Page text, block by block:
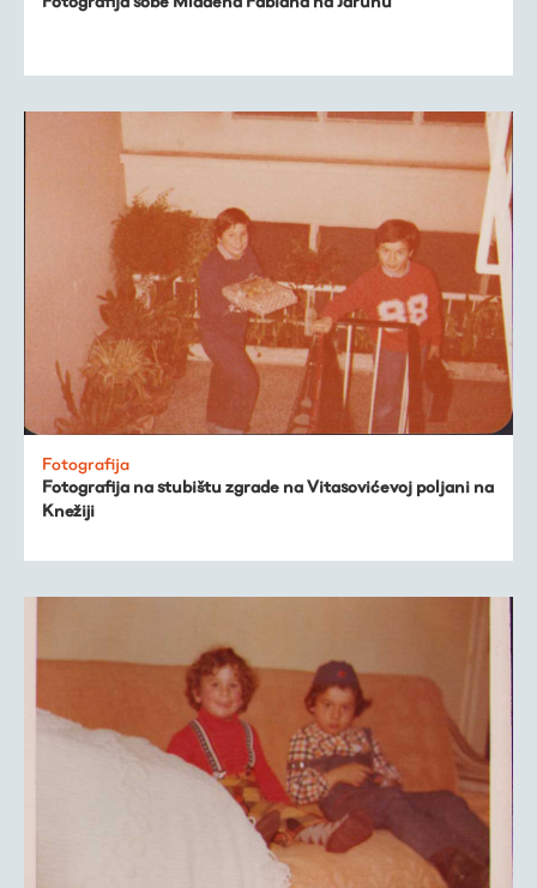
Fotografija
Fotografija na stubištu zgrade na Vitasovićevoj poljani na
Knežiji